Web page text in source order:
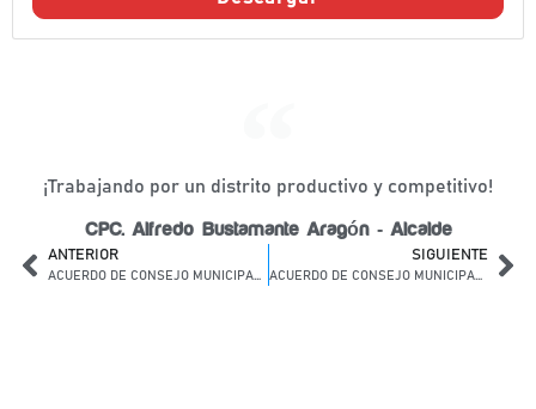
¡Trabajando por un distrito productivo y competitivo!
CPC. Alfredo Bustamante Aragón - Alcalde
ANTERIOR
ACUERDO DE CONSEJO MUNICIPAL N° 016-2025-MDL
SIGUIENTE
ACUERDO DE CONSEJO MUNICIPAL N° 018-2025-MDL